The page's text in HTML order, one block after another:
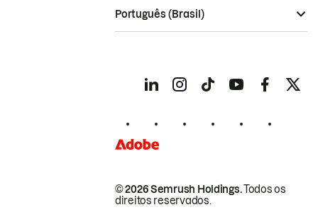
© 2026 Semrush Holdings.Todos os
direitos reservados.
Português (Brasil)